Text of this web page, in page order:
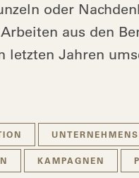
oder
aus den
letzten Jahren
KAMPAGNEN